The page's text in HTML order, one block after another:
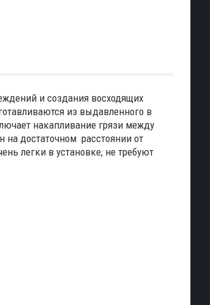
и создания восходящих
из выдавленного в
накапливание грязи между
достаточном расстоянии от
легки в установке, не требуют